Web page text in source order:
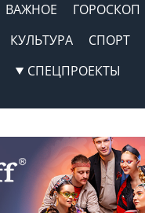
ВАЖНОЕ ГОРОСКОП
КУЛЬТУРА СПОРТ
СПЕЦПРОЕКТЫ